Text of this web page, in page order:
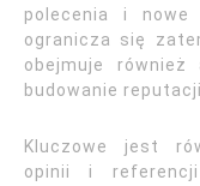
polecenia i nowe
ogranicza się
obejmuje
budowanie
Kluczowe jest
opinii i